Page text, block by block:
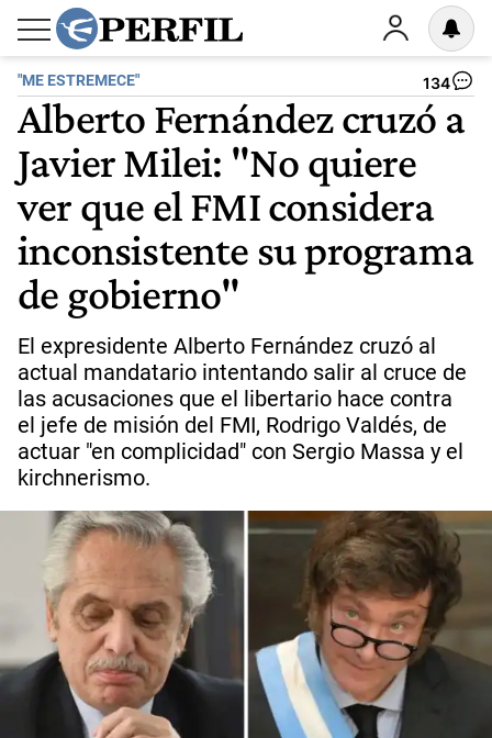
"ME ESTREMECE" 134
Alberto Fernández cruzó a
Javier Milei: "No quiere
ver que el FMI considera
inconsistente su programa
de gobierno"
El expresidente Alberto Fernández cruzó al
actual mandatario intentando salir al cruce de
las acusaciones que el libertario hace contra
el jefe de misión del FMI, Rodrigo Valdés, de
actuar "en complicidad" con Sergio Massa y el
kirchnerismo.